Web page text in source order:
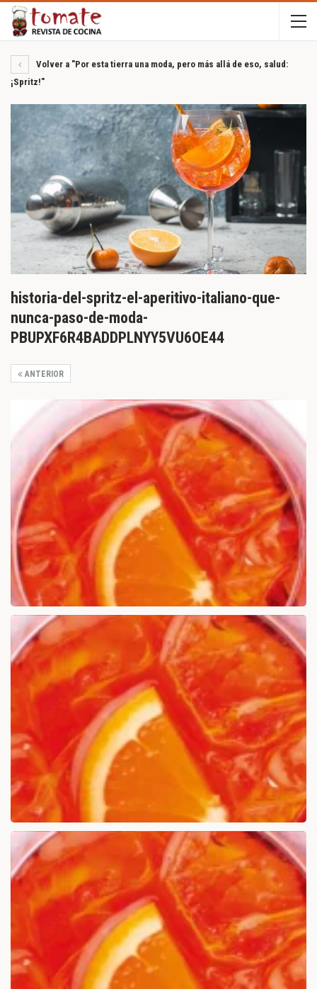
Volver a "Por esta tierra una moda, pero más allá de eso, salud:
¡Spritz!"
historia-del-spritz-el-aperitivo-italiano-que-
nunca-paso-de-moda-
PBUPXF6R4BADDPLNYY5VU6OE44
ANTERIOR